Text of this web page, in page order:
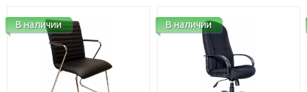
В наличии В наличии